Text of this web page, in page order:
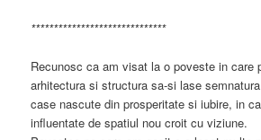
******************************
Recunosc ca am visat la o poveste in care
arhitectura si structura sa-si lase
case nascute din prosperitate si iubire, in
influentate de spatiul nou croit cu viziune.